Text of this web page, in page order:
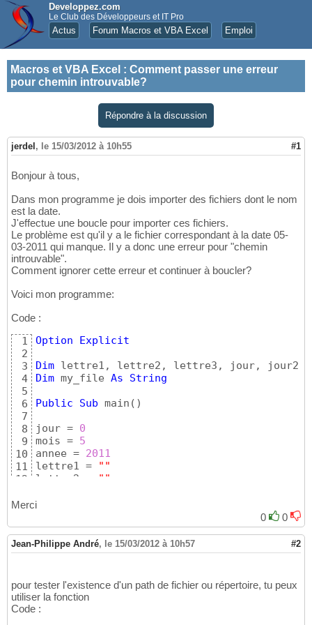
Developpez.com
Le Club des Développeurs et IT Pro
Actus Forum Macros et VBA Excel Emploi
Macros et VBA Excel : Comment passer une erreur
pour chemin introuvable?
Répondre à la discussion
jerdel , le 15/03/2012 à 10h55 #1
Bonjour à tous,
Dans mon programme je dois importer des fichiers dont le nom
est la date.
J'effectue une boucle pour importer ces fichiers.
Le problème est qu'il y a le fichier correspondant à la date 05-
03-2011 qui manque. Il y a donc une erreur pour "chemin
introuvable".
Comment ignorer cette erreur et continuer à boucler?
Voici mon programme:
Code :
1
2
3
4
5
6
7
8
9
10
11
12
14
16
17
18
21
22
Option
Explicit
Dim lettre1, lettre2, lettre3, jour, jour2,
Dim my_file As
String
Public
Sub main ( )
jour = 0
mois = 5
annee = 2011
lettre1 =
""
lettre2 =
""
"05-31-2011"
If
(jour = 31) Then
        mois = mois +
1
        jour2 = Format
(jour, "00")
        mois2 = Format
Merci
0
0
Jean-Philippe André, le 15/03/2012 à 10h57 #2
pour tester l'existence d'un path de fichier ou répertoire, tu peux
utiliser la fonction
Code :